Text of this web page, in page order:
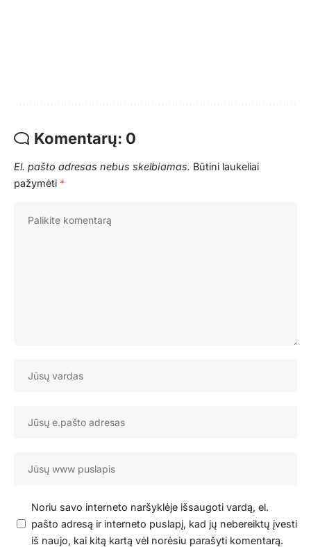
Komentarų: 0
El. pašto adresas nebus skelbiamas. Būtini laukeliai
pažymėti *
Noriu savo interneto naršyklėje išsaugoti vardą, el.
pašto adresą ir interneto puslapį, kad jų nebereiktų įvesti
iš naujo, kai kitą kartą vėl norėsiu parašyti komentarą.